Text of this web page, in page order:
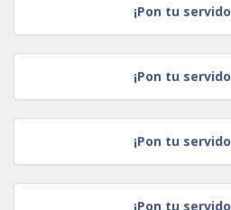
¡Pon tu
¡Pon tu
¡Pon tu
¡Pon tu